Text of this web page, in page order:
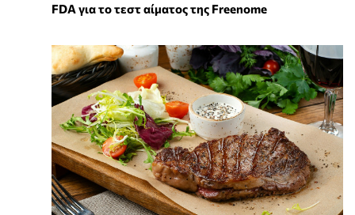
FDA για το τεστ αίματος της Freenome